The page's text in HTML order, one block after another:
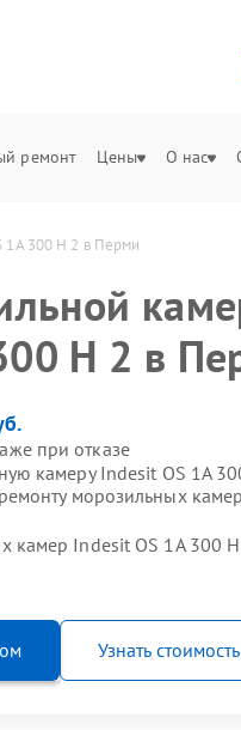
ремонт Цены О нас
300 H 2 в Перми
H 2 в
при отказе
камеру Indesit OS 1A
морозильных
Indesit OS 1A 300 H
Узнать